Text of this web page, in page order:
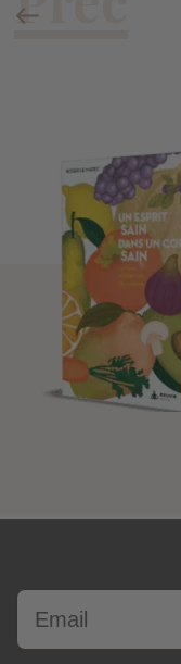
Email